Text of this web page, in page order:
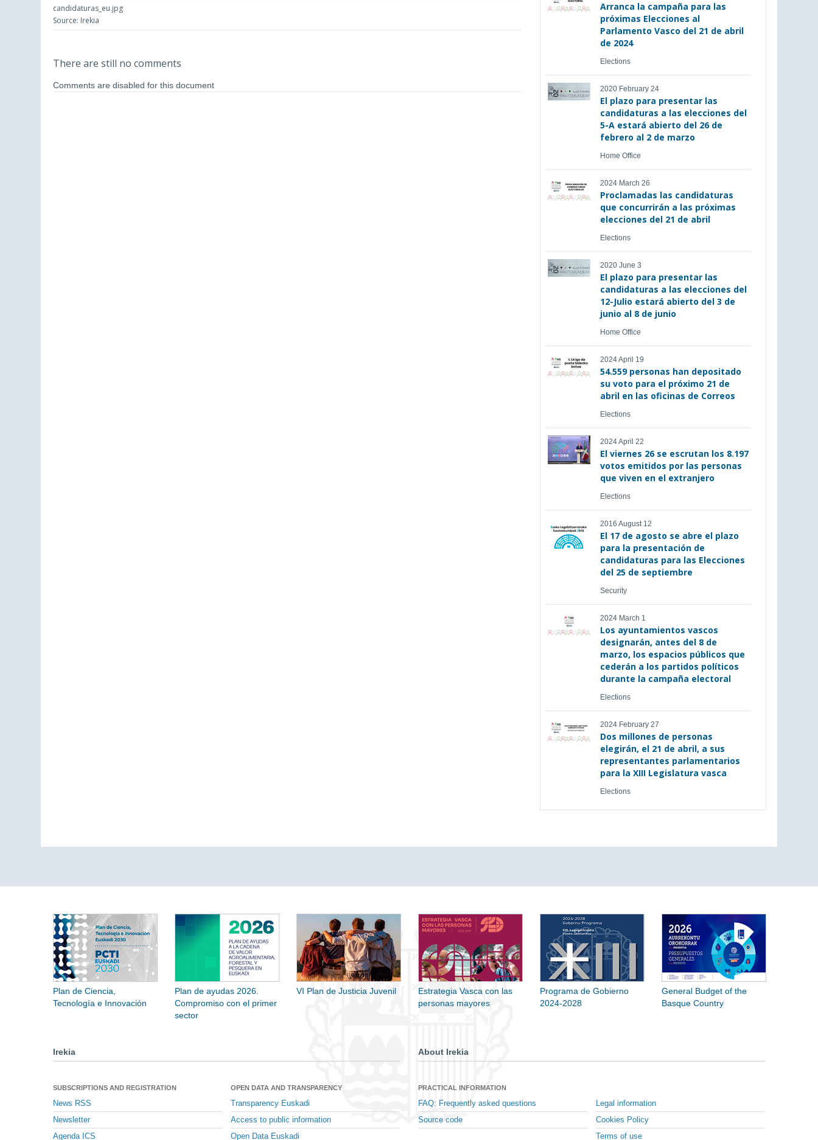
candidaturas_eu.jpg
Source: Irekia
There are still no comments
Comments are disabled for this document
Arranca la campaña para las
próximas Elecciones al
Parlamento Vasco del 21 de abril
de 2024
Elections
2020 February 24
El plazo para presentar las
candidaturas a las elecciones del
5-A estará abierto del 26 de
febrero al 2 de marzo
Home Office
2024 March 26
Proclamadas las candidaturas
que concurrirán a las próximas
elecciones del 21 de abril
Elections
2020 June 3
El plazo para presentar las
candidaturas a las elecciones del
12-Julio estará abierto del 3 de
junio al 8 de junio
Home Office
2024 April 19
54.559 personas han depositado
su voto para el próximo 21 de
abril en las oficinas de Correos
Elections
2024 April 22
El viernes 26 se escrutan los 8.197
votos emitidos por las personas
que viven en el extranjero
Elections
2016 August 12
El 17 de agosto se abre el plazo
para la presentación de
candidaturas para las Elecciones
del 25 de septiembre
Security
2024 March 1
Los ayuntamientos vascos
designarán, antes del 8 de
marzo, los espacios públicos que
cederán a los partidos políticos
durante la campaña electoral
Elections
2024 February 27
Dos millones de personas
elegirán, el 21 de abril, a sus
representantes parlamentarios
para la XIII Legislatura vasca
Elections
Plan de Ciencia,
Tecnología e Innovación
Plan de ayudas 2026.
Compromiso con el primer
sector
VI Plan de Justicia Juvenil
Estrategia Vasca con las
personas mayores
Programa de Gobierno
2024-2028
General Budget of the
Basque Country
Irekia
SUBSCRIPTIONS AND REGISTRATION
News RSS
Newsletter
Agenda ICS
OPEN DATA AND TRANSPARENCY
Transparency Euskadi
Access to public information
Open Data Euskadi
About Irekia
PRACTICAL INFORMATION
FAQ: Frequently asked questions
Source code
Legal information
Cookies Policy
Terms of use